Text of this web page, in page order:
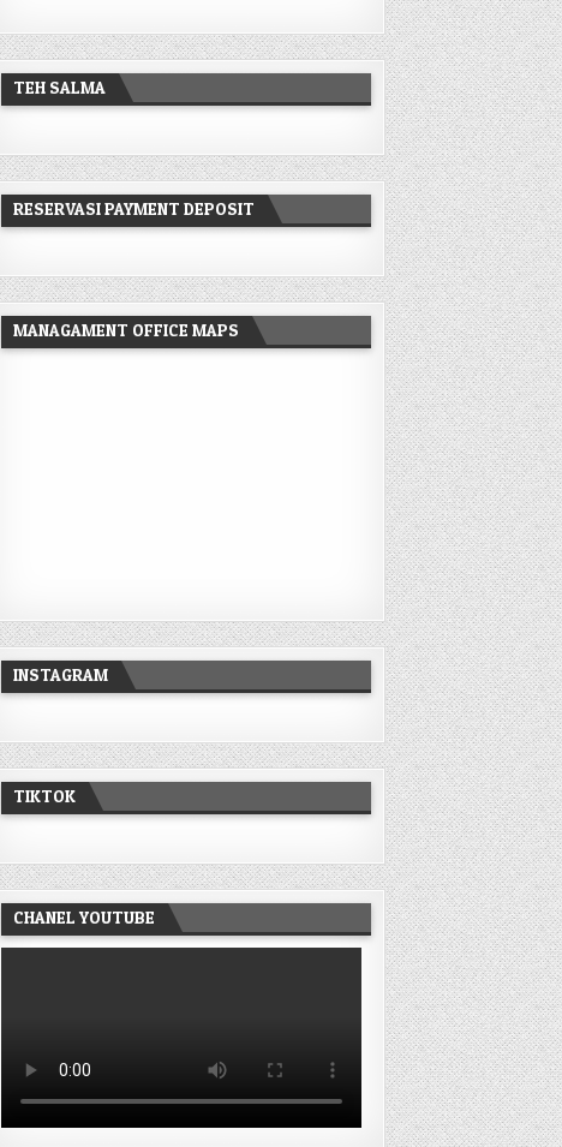
TEH SALMA
RESERVASI PAYMENT DEPOSIT
MANAGAMENT OFFICE MAPS
INSTAGRAM
TIKTOK
CHANEL YOUTUBE